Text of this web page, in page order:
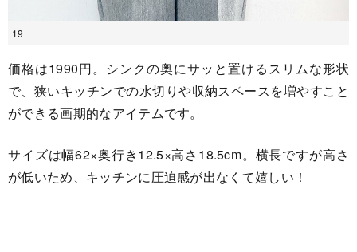
19
価格は1990円。シンクの奥にサッと置けるスリムな形状
で、狭いキッチンでの水切りや収納スペースを増やすこと
ができる画期的なアイテムです。
サイズは幅62×奥行き12.5×高さ18.5cm。横長ですが高さ
が低いため、キッチンに圧迫感が出なくて嬉しい！